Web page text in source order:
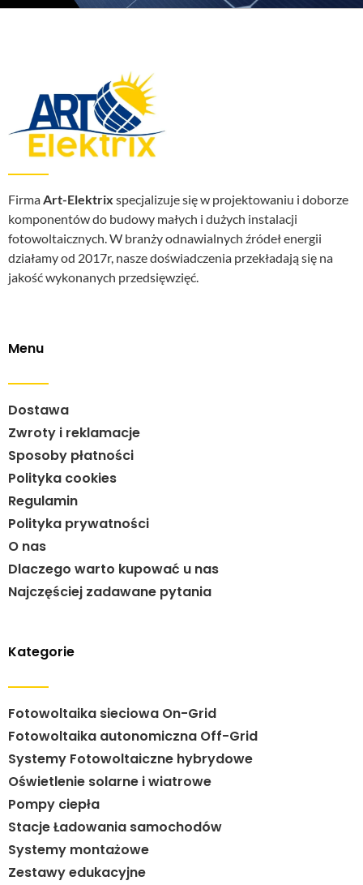
FirmaArt-Elektrix specjalizuje się w projektowaniu i doborze
komponentów do budowy małych i dużych instalacji
fotowoltaicznych. W branży odnawialnych źródeł energii
działamy od 2017r, nasze doświadczenia przekładają się na
jakość wykonanych przedsięwzięć.
Menu
Dostawa
Zwroty i reklamacje
Sposoby płatności
Polityka cookies
Regulamin
Polityka prywatności
O nas
Dlaczego warto kupować u nas
Najczęściej zadawane pytania
Kategorie
Fotowoltaika sieciowa On-Grid
Fotowoltaika autonomiczna Off-Grid
Systemy Fotowoltaiczne hybrydowe
Oświetlenie solarne i wiatrowe
Pompy ciepła
Stacje Ładowania samochodów
Systemy montażowe
Zestawy edukacyjne